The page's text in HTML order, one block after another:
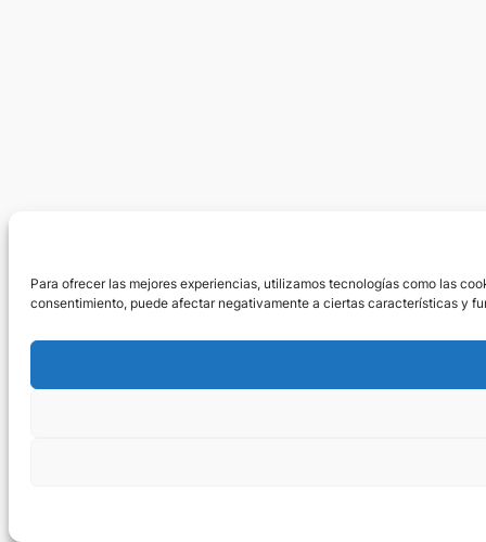
Para ofrecer las mejores experiencias, utilizamos tecnologías como las
consentimiento, puede afectar negativamente a ciertas características y